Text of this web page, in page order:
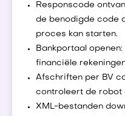
Responscode
de benodigde code
proces kan starten.
Bankportaal
financiële
Afschriften per BV
controleert de robot
XML-bestanden